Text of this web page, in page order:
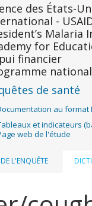
des États-
-
Malaria
for
financier
de santé
au format
et indicateurs
web de l'étude
L'ENQUÊTE